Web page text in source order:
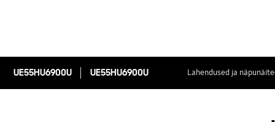
UE55HU6900U UE55HU6900U Lahendused ja